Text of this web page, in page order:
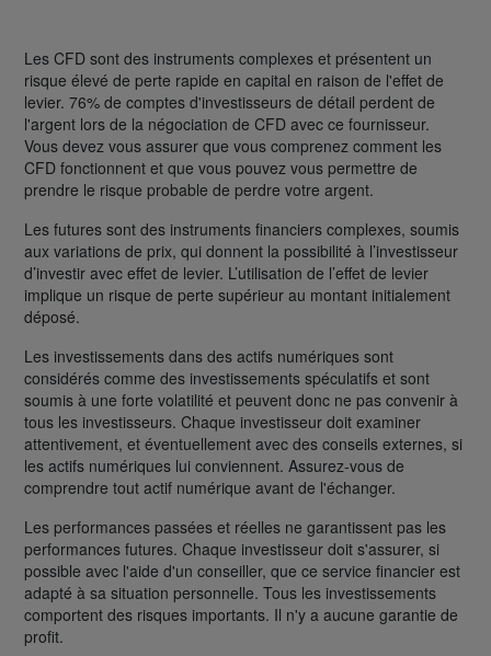
Les CFD sont des instruments complexes et présentent un
risque élevé de perte rapide en capital en raison de l'effet de
levier. 76% de comptes d'investisseurs de détail perdent de
l'argent lors de la négociation de CFD avec ce fournisseur.
Vous devez vous assurer que vous comprenez comment les
CFD fonctionnent et que vous pouvez vous permettre de
prendre le risque probable de perdre votre argent.
Les futures sont des instruments financiers complexes, soumis
aux variations de prix, qui donnent la possibilité à l’investisseur
d’investir avec effet de levier. L’utilisation de l’effet de levier
implique un risque de perte supérieur au montant initialement
déposé.
Les investissements dans des actifs numériques sont
considérés comme des investissements spéculatifs et sont
soumis à une forte volatilité et peuvent donc ne pas convenir à
tous les investisseurs. Chaque investisseur doit examiner
attentivement, et éventuellement avec des conseils externes, si
les actifs numériques lui conviennent. Assurez-vous de
comprendre tout actif numérique avant de l'échanger.
Les performances passées et réelles ne garantissent pas les
performances futures. Chaque investisseur doit s'assurer, si
possible avec l'aide d'un conseiller, que ce service financier est
adapté à sa situation personnelle. Tous les investissements
comportent des risques importants. Il n'y a aucune garantie de
profit.